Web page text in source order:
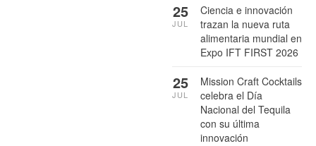
Ciencia e innovación
trazan la nueva ruta
alimentaria mundial en
Expo IFT FIRST 2026
25
JUL
Mission Craft Cocktails
celebra el Día
Nacional del Tequila
con su última
innovación
25
JUL